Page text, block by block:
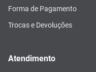
Forma de Pagamento
Trocas e Devoluções
Atendimento